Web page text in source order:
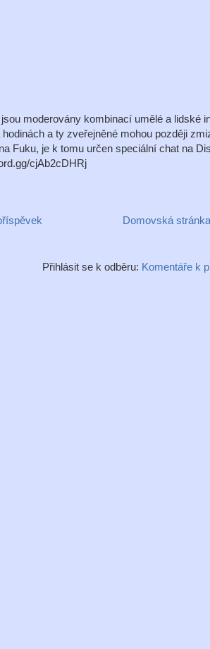
moderovány kombinací umělé a lidské
hodinách a ty zveřejněné mohou později
Fuku, je k tomu určen speciální chat na
cjAb2cDHRj
Domovská stránka
Přihlásit se k odběru: Komentáře k